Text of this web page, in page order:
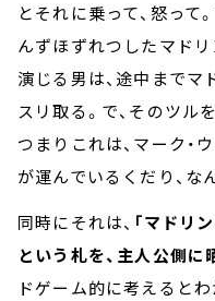
とそれに乗って、怒って
んずほずれつしたマドリ
演じる男は、途中まで
スリ取る。で、そのツル
つまりこれは、マーク・
が運んでいるくだり、
同時にそれは、 「マドリ
という札を、主人公側に
ドゲーム的に考えると